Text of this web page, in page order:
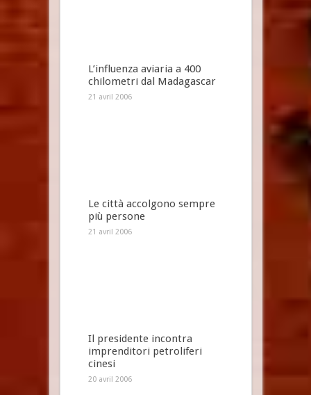
L’influenza aviaria a 400
chilometri dal Madagascar
21 avril 2006
Le città accolgono sempre
più persone
21 avril 2006
Il presidente incontra
imprenditori petroliferi
cinesi
20 avril 2006